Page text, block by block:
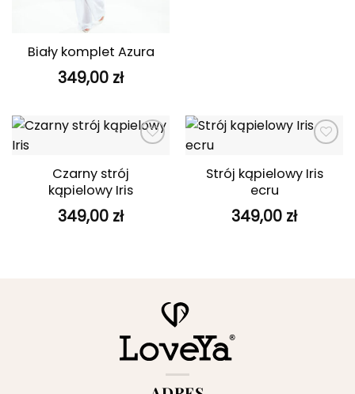
Biały komplet Azura
349,00 zł
ulubionych
Czarny strój
kąpielowy Iris
349,00 zł
ulubionych
Strój kąpielowy Iris
ecru
349,00 zł